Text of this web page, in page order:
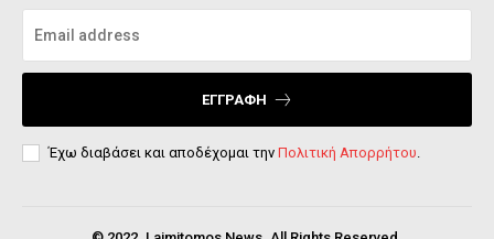
ΕΓΓΡΑΦΉ
Έχω διαβάσει και αποδέχομαι την Πολιτική Απορρήτου.